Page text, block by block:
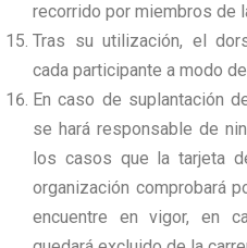
recorrido por miembros de
Tras su utilización, el
cada participante a modo
En caso de suplantación
se hará responsable de
los casos que la tarjeta
organización comprobará
encuentre en vigor, en